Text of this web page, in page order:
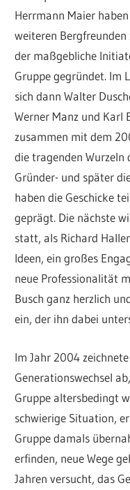
Herrmann Maier
weiteren
der maßgebliche
Gruppe gegründet. Im
sich dann Walter
Werner Manz und Karl
zusammen mit dem
die tragenden Wurzeln
Gründer- und später
haben die Geschicke
geprägt. Die nächste
statt, als Richard
Ideen, ein großes
neue Professionalität
Busch ganz herzlich
ein, der ihn dabei
Im Jahr 2004
Generationswechsel
Gruppe altersbedingt
schwierige Situation,
Gruppe damals
erfinden, neue Wege
Jahren versucht, das